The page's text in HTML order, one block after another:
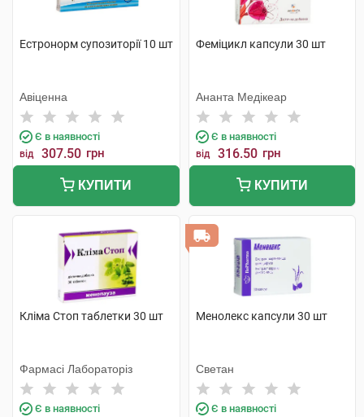
Естронорм супозиторії 10 шт
Авіценна
Є в наявності
від 307.50 грн
КУПИТИ
Феміцикл капсули 30 шт
Ананта Медікеар
Є в наявності
від 316.50 грн
КУПИТИ
Кліма Стоп таблетки 30 шт
Фармасі Лабораторіз
Є в наявності
Менолекс капсули 30 шт
Светан
Є в наявності